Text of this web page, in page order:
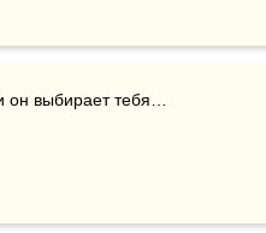
он выбирает тебя…